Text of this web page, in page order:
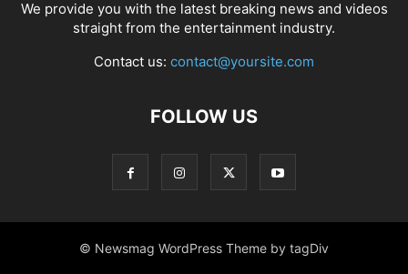
We provide you with the latest breaking news and videos
straight from the entertainment industry.
Contact us: contact@yoursite.com
FOLLOW US
© Newsmag WordPress Theme by tagDiv